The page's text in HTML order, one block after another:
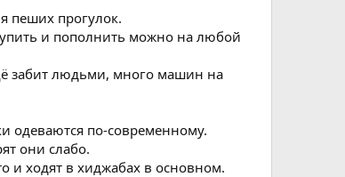
пеших прогулок.
и пополнить можно на любой
забит людьми, много машин на
одеваются по-современному.
они слабо.
и ходят в хиджабах в основном.